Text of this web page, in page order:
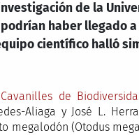
de la
haber llegado
científico halló
Cavanilles de
Aliaga y José L.
megalodón (Otodus